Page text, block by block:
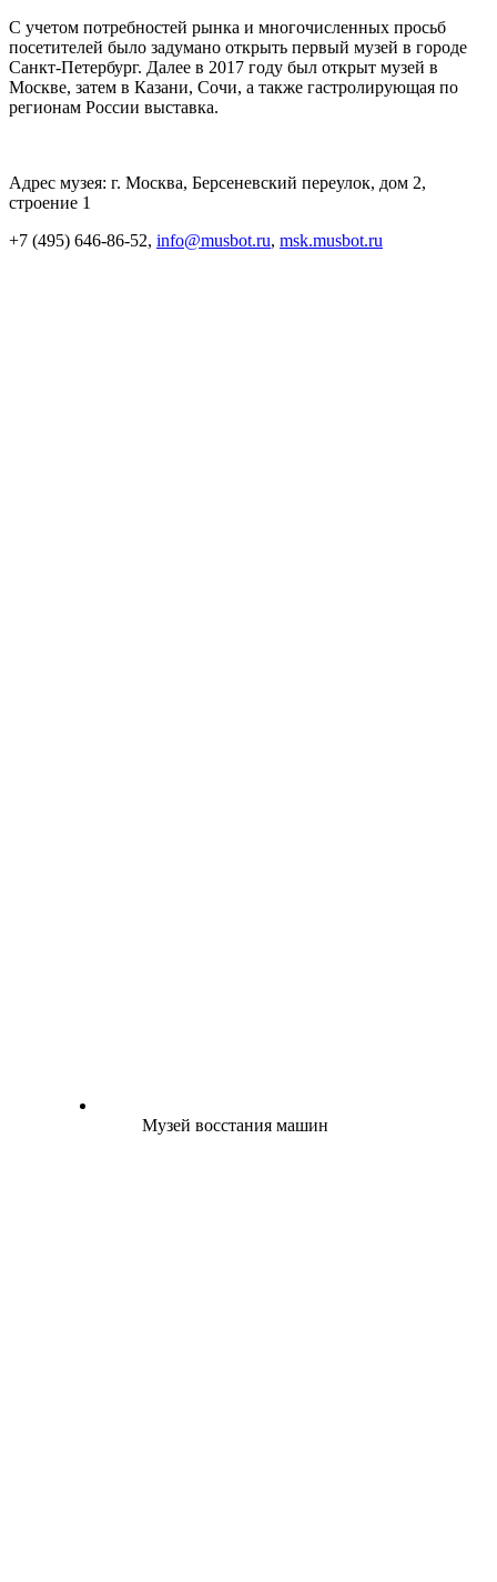
С учетом потребностей рынка и многочисленных просьб
посетителей было задумано открыть первый музей в городе
Санкт-Петербург. Далее в 2017 году был открыт музей в
Москве, затем в Казани, Сочи, а также гастролирующая по
регионам России выставка.
Адрес музея: г. Москва, Берсеневский переулок, дом 2,
строение 1
+7 (495) 646-86-52, info@musbot.ru, msk.musbot.ru
Музей восстания машин